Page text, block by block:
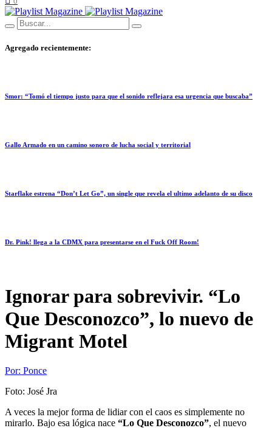
Agregado recientemente:
Smor: “Tomó el tiempo justo para que el sonido reflejara esa urgencia que buscaba”
Gallo Armado en un camino sonoro de lucha social y territorial
Starflake estrena “Don’t Let Go”, un single que revela el ultimo adelanto de su disco
Dr. Pink! llega a la CDMX para presentarse en el Fuck Off Room!
Ignorar para sobrevivir. “Lo
Que Desconozco”, lo nuevo de
Migrant Motel
Por: Ponce
Foto: José Jra
A veces la mejor forma de lidiar con el caos es simplemente no
mirarlo. Bajo esa lógica nace “Lo Que Desconozco”, el nuevo